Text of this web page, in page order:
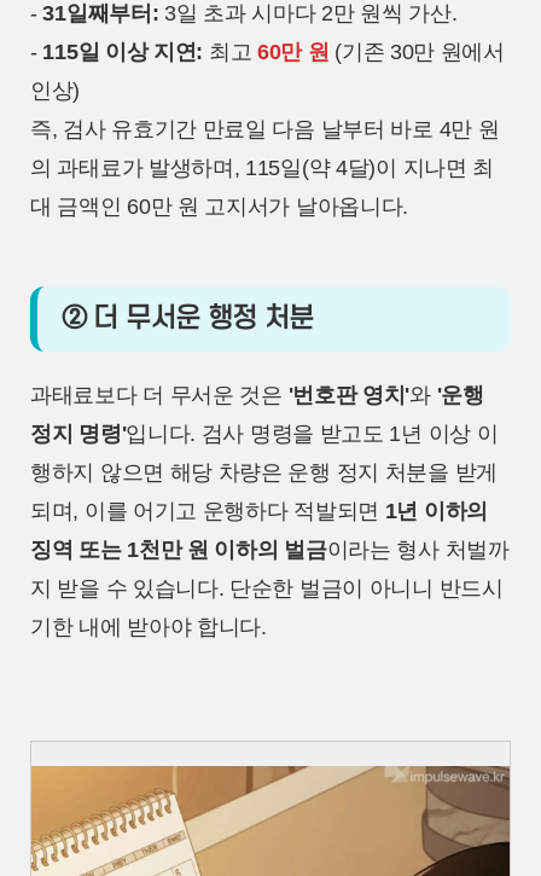
-31일째부터: 3일 초과 시마다 2만 원씩 가산.
- 115일 이상 지연: 최고 60만 원 (기존 30만 원에서
인상)
즉, 검사 유효기간 만료일 다음 날부터 바로 4만 원
의 과태료가 발생하며, 115일(약 4달)이 지나면 최
대 금액인 60만 원 고지서가 날아옵니다.
② 더 무서운 행정 처분
과태료보다 더 무서운 것은 '번호판 영치'와 '운행
정지 명령'입니다. 검사 명령을 받고도 1년 이상 이
행하지 않으면 해당 차량은 운행 정지 처분을 받게
되며, 이를 어기고 운행하다 적발되면 1년 이하의
징역 또는 1천만 원 이하의 벌금이라는 형사 처벌까
지 받을 수 있습니다. 단순한 벌금이 아니니 반드시
기한 내에 받아야 합니다.